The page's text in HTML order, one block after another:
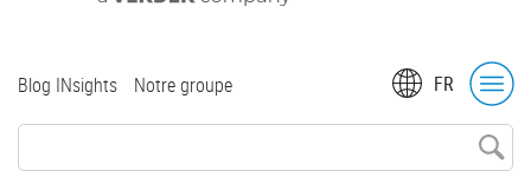
FR
Top
Blog INsights Notre groupe